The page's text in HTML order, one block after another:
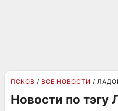
ПСКОВ ВСЕ НОВОСТИ
Новости по тэгу